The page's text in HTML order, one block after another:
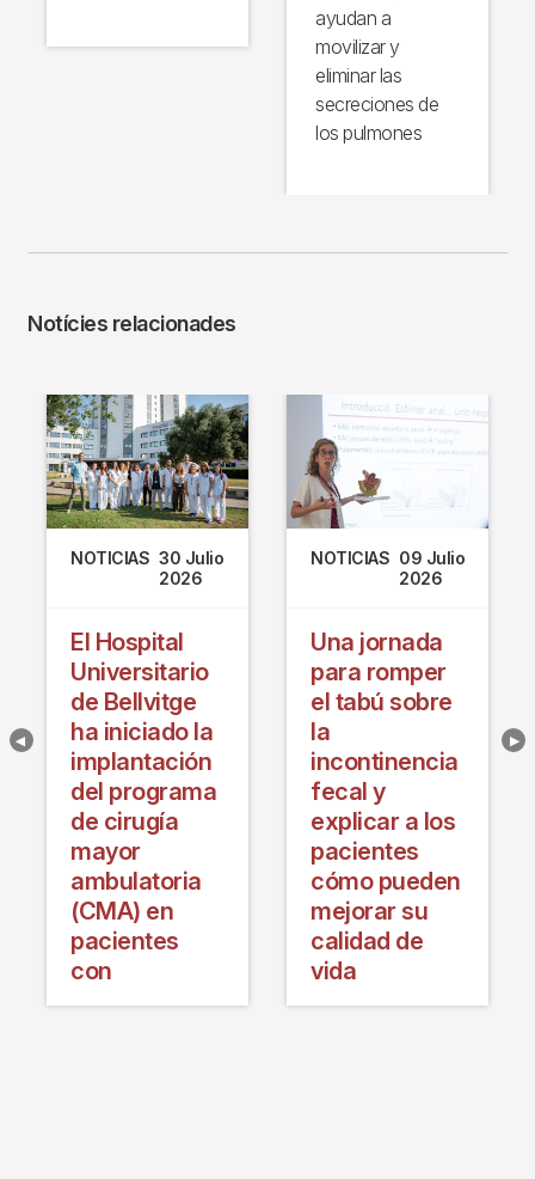
ayudan a
movilizar y
eliminar las
secreciones de
los pulmones
Notícies relacionades
NOTICIAS 30 Julio
2026
El Hospital
Universitario
de Bellvitge
ha iniciado la
implantación
del programa
de cirugía
mayor
ambulatoria
(CMA) en
pacientes
con
NOTICIAS 09 Julio
2026
Una jornada
para romper
el tabú sobre
la
incontinencia
fecal y
explicar a los
pacientes
cómo pueden
mejorar su
calidad de
vida